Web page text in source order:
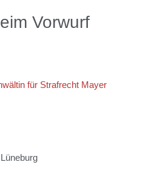
Vorwurf
für Strafrecht Mayer